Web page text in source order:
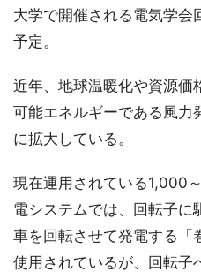
大学で開催される電気学会
予定。
近年、地球温暖化や資源価
可能エネルギーである風力
に拡大している。
現在運用されている1,000
電システムでは、回転子に
車を回転させて発電する「
使用されているが、回転子